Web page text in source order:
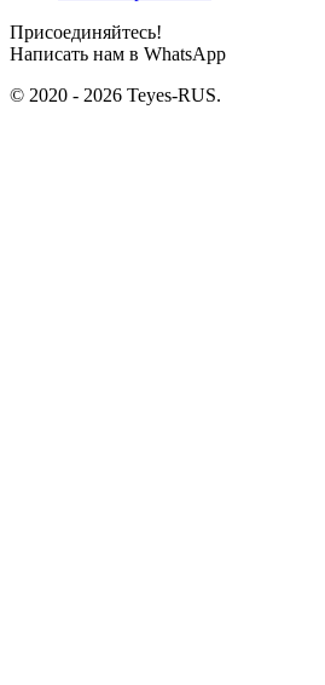
Присоединяйтесь!
Написать нам в WhatsApp
© 2020 - 2026 Teyes-RUS.